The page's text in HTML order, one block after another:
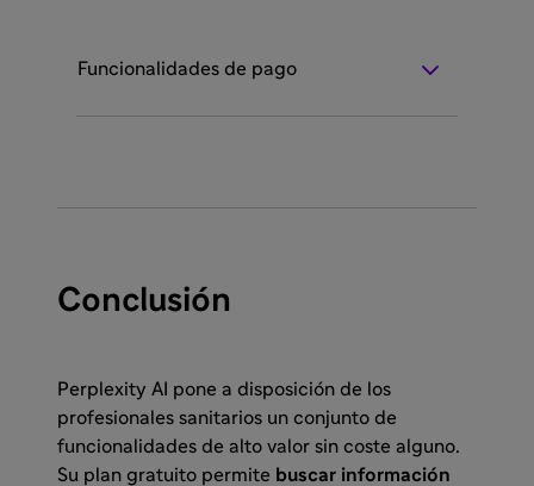
Funcionalidades de pago
Conclusión
Perplexity AI pone a disposición de los
profesionales sanitarios un conjunto de
funcionalidades de alto valor sin coste alguno.
Su plan gratuito permite buscar información